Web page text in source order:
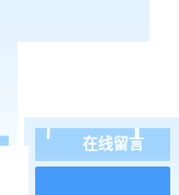
在线留言